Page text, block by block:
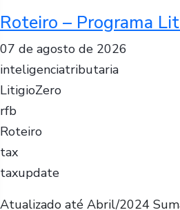
Roteiro – Programa
07 de agosto de 2026
inteligenciatributaria
LitigioZero
rfb
Roteiro
tax
taxupdate
Atualizado até Abril/2024